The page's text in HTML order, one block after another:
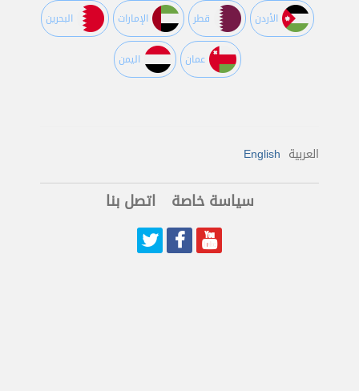
اﻷردن قطر اﻹمارات البحرين
عمان اليمن
العربية English
سياسة خاصة اتصل بنا